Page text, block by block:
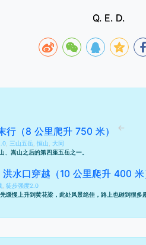
Q. E. D.
行（8 公里爬升 750 米）
三山五岳 恒山
大同
嵩山之后的第四座五岳之一。
水口穿越（10 公里爬升 400 米
徒步强度2.0
缓慢上升到黄花梁，此处风景绝佳，路上也碰到很